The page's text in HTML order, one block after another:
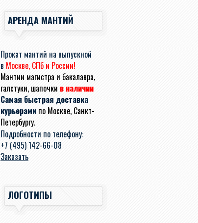
АРЕНДА МАНТИЙ
Прокат мантий на выпускной
в Москве, СПб и России!
Мантии магистра и бакалавра,
галстуки, шапочки в наличии
Самая быстрая доставка
курьерами по Москве, Санкт-
Петербургу.
Подробности по телефону:
+7 (495) 142-66-08
Заказать
ЛОГОТИПЫ